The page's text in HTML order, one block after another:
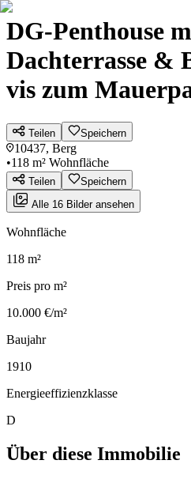
DG-Penthouse
Dachterrasse &
vis zum
Teilen Speichern
10437, Berg
•118 m² Wohnfläche
Teilen
Speichern
Alle 16 Bilder ansehen
Wohnfläche
118 m²
Preis pro m²
10.000 €/m²
Baujahr
1910
Energieeffizienzklasse
D
Über diese Immobilie